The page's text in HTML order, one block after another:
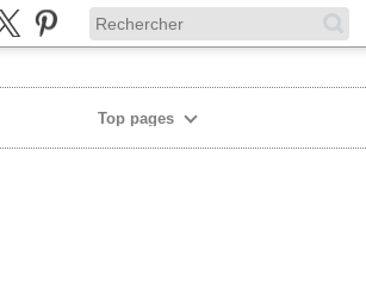
Top pages